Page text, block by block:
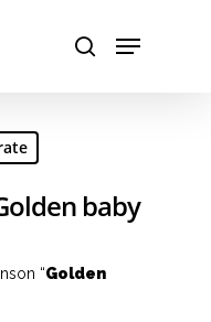
baby
“Golden